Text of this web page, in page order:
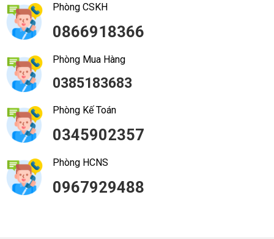
Phòng CSKH
0866918366
Phòng Mua Hàng
0385183683
Phòng Kế Toán
0345902357
Phòng HCNS
0967929488